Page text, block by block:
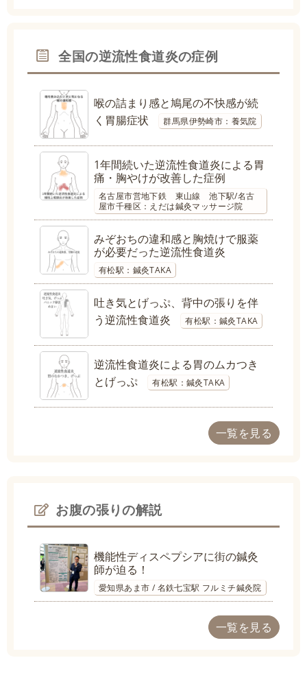
全国の逆流性食道炎の症例
喉の詰まり感と鳩尾の不快感が続
く胃腸症状
群馬県伊勢崎市：養気院
1年間続いた逆流性食道炎による胃
痛・胸やけが改善した症例
名古屋市営地下鉄 東山線 池下駅/名古
屋市千種区：えだは鍼灸マッサージ院
みぞおちの違和感と胸焼けで服薬
が必要だった逆流性食道炎
有松駅：鍼灸TAKA
吐き気とげっぷ、背中の張りを伴
う逆流性食道炎
有松駅：鍼灸TAKA
逆流性食道炎による胃のムカつき
とげっぷ
有松駅：鍼灸TAKA
一覧を見る
お腹の張りの解説
機能性ディスペプシアに街の鍼灸
師が迫る！
愛知県あま市 / 名鉄七宝駅 フルミチ鍼灸院
一覧を見る